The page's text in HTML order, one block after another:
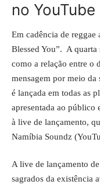
no YouTube
Em cadência de reggae
Blessed You”. A
como a relação entre o
mensagem por meio da
é lançada em todas as
apresentada ao público
à live de lançamento,
Namíbia Soundz
A live de lançamento
sagrados da existência